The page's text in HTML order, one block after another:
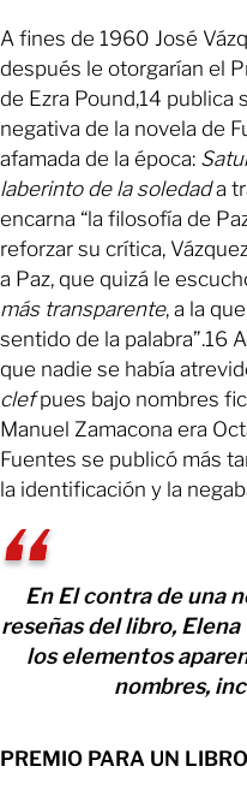
A fines de 1960 José
después le otorgarían el
de Ezra Pound,14 publica
negativa de la novela de
afamada de la época:
laberinto de la soledada
encarna “la filosofía de
reforzar su crítica,
a Paz, que quizá le
más transparente, a la
sentido de la palabra”.16
que nadie se había
clefpues bajo nombres
Manuel Zamacona era
Fuentes se publicó más
la identificación y la
En El contra de una
reseñas del libro,
los elementos
nombres,
PREMIO PARA UN